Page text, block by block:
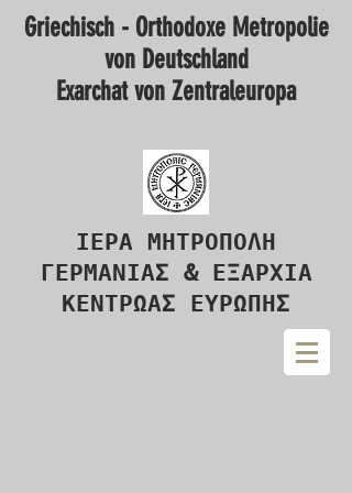
Griechisch - Orthodoxe Metropolie
von Deutschland
Exarchat von Zentraleuropa
ΙΕΡΑ ΜΗΤΡΟΠΟΛΗ
ΓΕΡΜΑΝΙΑΣ & ΕΞΑΡΧΙΑ
ΚΕΝΤΡΩΑΣ ΕΥΡΩΠΗΣ